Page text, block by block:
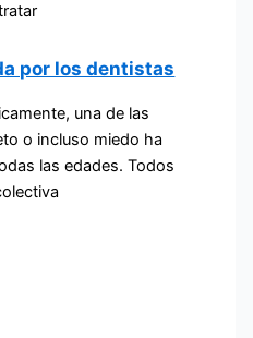
por los dentistas
una de las
o incluso miedo ha
las edades. Todos